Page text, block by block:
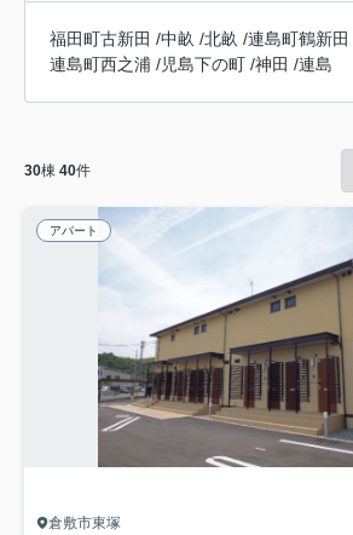
福田町古新田 /中畝 /北畝 /連島町鶴新田
連島町西之浦 /児島下の町 /神田 /連島
30棟 40件
アパート
倉敷市東塚